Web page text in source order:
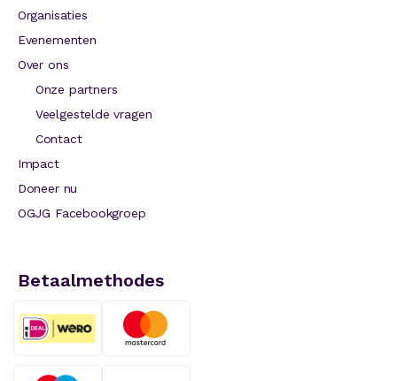
Organisaties
Evenementen
Over ons
Onze partners
Veelgestelde vragen
Contact
Impact
Doneer nu
OGJG Facebookgroep
Betaalmethodes